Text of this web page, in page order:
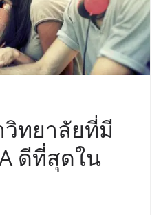
ทยาลัยที่มี
ดีที่สุดใน